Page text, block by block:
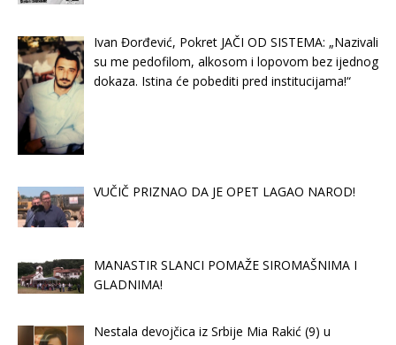
Ivan Đorđević, Pokret JAČI OD SISTEMA: „Nazivali
su me pedofilom, alkosom i lopovom bez ijednog
dokaza. Istina će pobediti pred institucijama!“
VUČIČ PRIZNAO DA JE OPET LAGAO NAROD!
MANASTIR SLANCI POMAŽE SIROMAŠNIMA I
GLADNIMA!
Nestala devojčica iz Srbije Mia Rakić (9) u